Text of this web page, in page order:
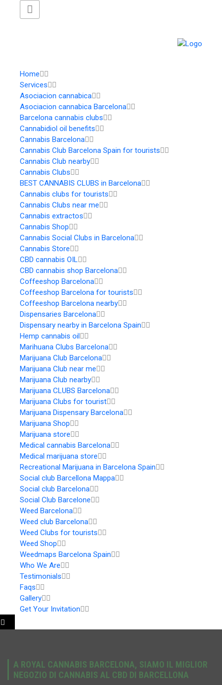
Home
Services
Asociacion cannabica
Asociacion cannabica Barcelona
Barcelona cannabis clubs
Cannabidiol oil benefits
Cannabis Barcelona
Cannabis Club Barcelona Spain for tourists
Cannabis Club nearby
Cannabis Clubs
BEST CANNABIS CLUBS in Barcelona
Cannabis clubs for tourists
Cannabis Clubs near me
Cannabis extractos
Cannabis Shop
Cannabis Social Clubs in Barcelona
Cannabis Store
CBD cannabis OIL
CBD cannabis shop Barcelona
Coffeeshop Barcelona
Coffeeshop Barcelona for tourists
Coffeeshop Barcelona nearby
Dispensaries Barcelona
Dispensary nearby in Barcelona Spain
Hemp cannabis oil
Marihuana Clubs Barcelona
Marijuana Club Barcelona
Marijuana Club near me
Marijuana Club nearby
Marijuana CLUBS Barcelona
Marijuana Clubs for tourist
Marijuana Dispensary Barcelona
Marijuana Shop
Marijuana store
Medical cannabis Barcelona
Medical marijuana store
Recreational Marijuana in Barcelona Spain
Social club Barcellona Mappa
Social club Barcelona
Social Club Barcelone
Weed Barcelona
Weed club Barcelona
Weed Clubs for tourists
Weed Shop
Weedmaps Barcelona Spain
Who We Are
Testimonials
Faqs
Gallery
Get Your Invitation
A ROYAL CANNABIS BARCELONA, SIAMO IL MIGLIOR
NEGOZIO DI CANNABIS AL CBD DI BARCELLONA